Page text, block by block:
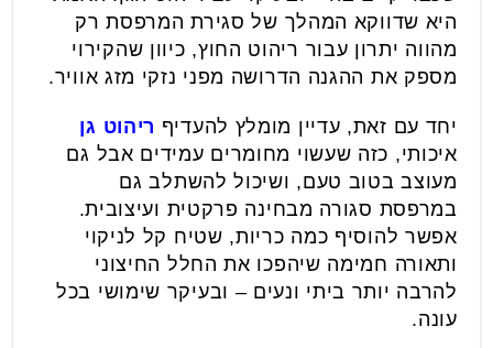
היא שדווקא המהלך של סגירת המרפסת רק
מהווה יתרון עבור ריהוט החוץ, כיוון שהקירוי
מספק את ההגנה הדרושה מפני נזקי מזג אוויר.
יחד עם זאת, עדיין מומלץ להעדיף ריהוט גן
איכותי, כזה שעשוי מחומרים עמידים אבל גם
מעוצב בטוב טעם, ושיכול להשתלב גם
במרפסת סגורה מבחינה פרקטית ועיצובית.
אפשר להוסיף כמה כריות, שטיח קל לניקוי
ותאורה חמימה שיהפכו את החלל החיצוני
להרבה יותר ביתי ונעים – ובעיקר שימושי בכל
עונה.